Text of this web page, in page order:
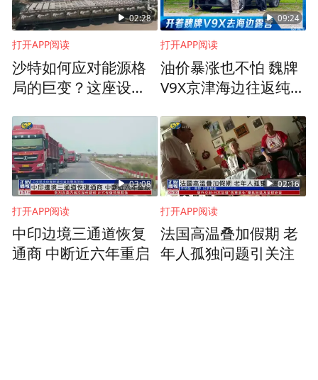
司首席投资官丹·皮克林认为，特朗普的提议
可能有助于油轮重新恢复通行，但他同时提
醒称，“我们需要关注的是，哪家公司有勇气
率先尝试”。
美国高盛集团和能源咨询公司伍德麦肯兹警
告称，若海湾地区供应持续受阻，油价或将
突破每桶100美元，推高燃料价格和通胀，拖
累全球经济增长。
为应对危机，国际能源署3日召开会议称，美
国页岩油将是短期内弥补潜在供应缺口的“最
02:28
打开APP阅读
沙特如何应对能源格
局的巨变？这座设施
范例之一
09:24
打开APP阅读
油价暴涨也不怕 魏牌
V9X京津海边往返纯电
03:08
打开APP阅读
中印边境三通道恢复
通商 中断近六年重启
02:16
打开APP阅读
法国高温叠加假期 老
年人孤独问题引关注